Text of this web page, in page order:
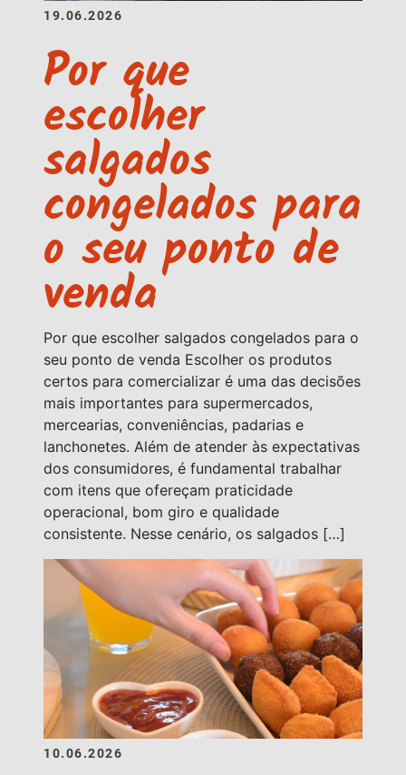
19.06.2026
Por que
escolher
salgados
congelados para
o seu ponto de
venda
Por que escolher salgados congelados para o
seu ponto de venda Escolher os produtos
certos para comercializar é uma das decisões
mais importantes para supermercados,
mercearias, conveniências, padarias e
lanchonetes. Além de atender às expectativas
dos consumidores, é fundamental trabalhar
com itens que ofereçam praticidade
operacional, bom giro e qualidade
consistente. Nesse cenário, os salgados […]
10.06.2026